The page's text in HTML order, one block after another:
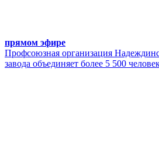
прямом эфире
Профсоюзная организация
завода объединяет более 5 500